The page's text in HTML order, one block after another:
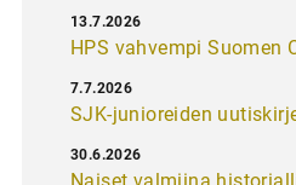
HPS vahvempi Suomen
13.7.2026
SJK-junioreiden
7.7.2026
Naiset valmiina
30.6.2026